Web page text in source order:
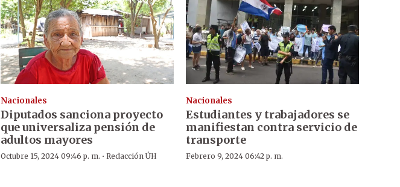
Nacionales
Diputados sanciona proyecto
que universaliza pensión de
adultos mayores
Octubre 15, 2024 09:46 p. m. · Redacción ÚH
Nacionales
Estudiantes y trabajadores se
manifiestan contra servicio de
transporte
Febrero 9, 2024 06:42 p. m.